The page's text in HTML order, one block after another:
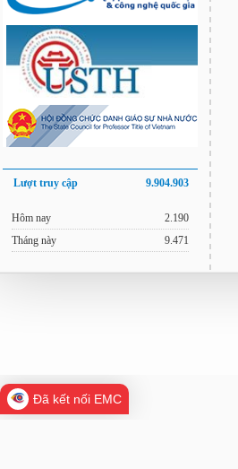
Lượt truy cập 9.904.903
Hôm nay
Tháng này
2.190
9.471
Đã kết nối EMC